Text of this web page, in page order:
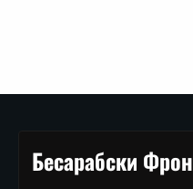
Бесарабски